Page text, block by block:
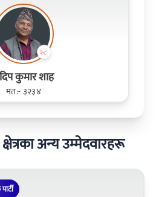
कुमार शाह
मत:- ३२३४
अन्य उम्मेदवारहरू